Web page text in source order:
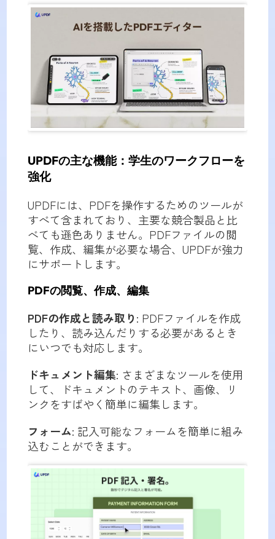
UPDFの主な機能：学生のワークフローを
強化
UPDFには、PDFを操作するためのツールが
すべて含まれており、主要な競合製品と比
べても遜色ありません。PDFファイルの閲
覧、作成、編集が必要な場合、UPDFが強力
にサポートします。
PDFの閲覧、作成、編集
PDFの作成と読み取り: PDFファイルを作成
したり、読み込んだりする必要があるとき
にいつでも対応します。
ドキュメント編集: さまざまなツールを使用
して、ドキュメントのテキスト、画像、リ
ンクをすばやく簡単に編集します。
フォーム: 記入可能なフォームを簡単に組み
込むことができます。